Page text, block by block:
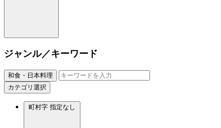
ジャンル／キーワード
和食・日本料理
カテゴリ選択
町村字 指定なし